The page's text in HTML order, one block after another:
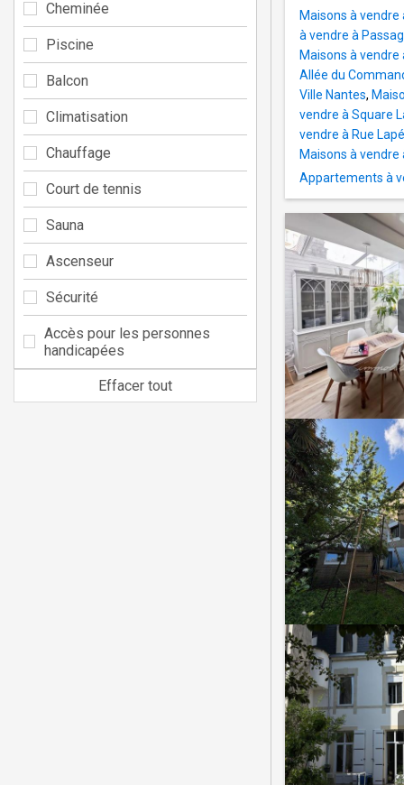
Maisons à vendre
à vendre à
Maisons à
Allée du
Ville Nantes,
vendre à Square
vendre à Rue
Maisons à vendre
Appartements à
Cheminée
Piscine
Balcon
Climatisation
Chauffage
Court de tennis
Sauna
Ascenseur
Sécurité
Accès pour les personnes
handicapées
Effacer tout